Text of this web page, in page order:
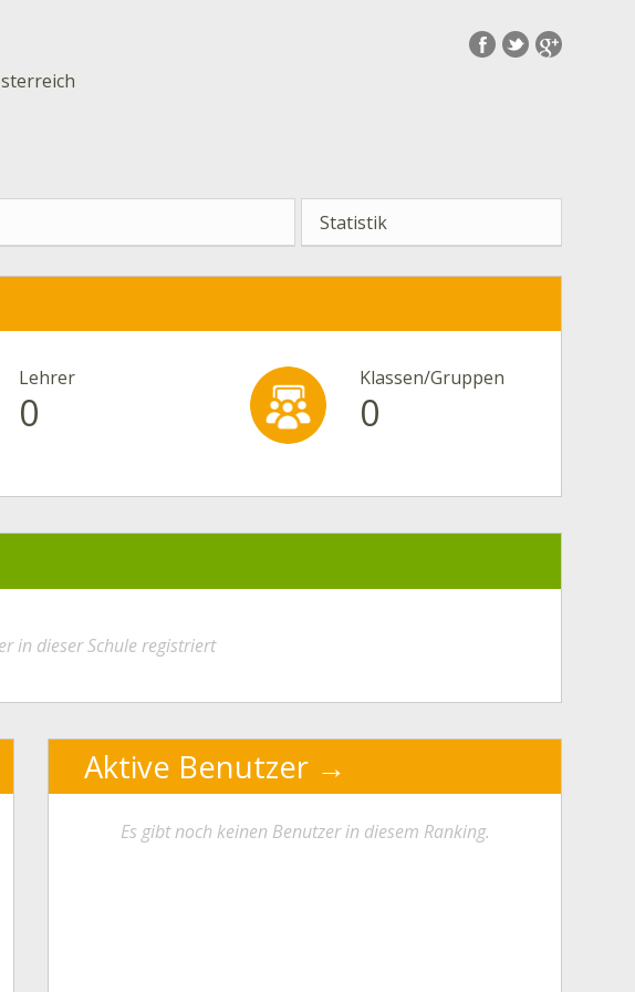
Statistik
Lehrer
0
Klassen/Gruppen
0
in dieser Schule registriert
Aktive Benutzer
Es gibt noch keinen Benutzer in diesem Ranking.